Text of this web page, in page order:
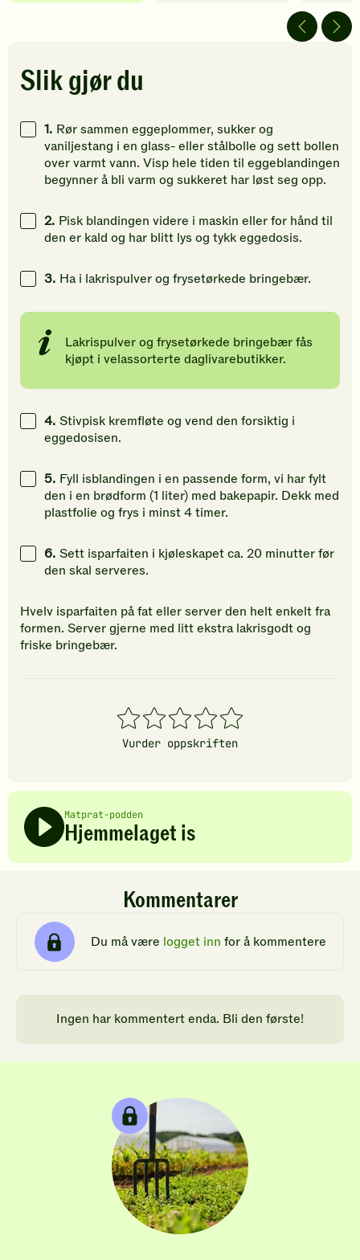
Klikk
for
gi
din
vurdering.
din
vurdering.
av
5
Slik gjør du
1. Rør sammen eggeplommer, sukker og
vaniljestang i en glass- eller stålbolle og sett bollen
over varmt vann. Visp hele tiden til eggeblandingen
begynner å bli varm og sukkeret har løst seg opp.
2. Pisk blandingen videre i maskin eller for hånd til
den er kald og har blitt lys og tykk eggedosis.
3. Ha i lakrispulver og frysetørkede bringebær.
Lakrispulver og frysetørkede bringebær fås
kjøpt i velassorterte daglivarebutikker.
4. Stivpisk kremfløte og vend den forsiktig i
eggedosisen.
5. Fyll isblandingen i en passende form, vi har fylt
den i en brødform (1 liter) med bakepapir. Dekk med
plastfolie og frys i minst 4 timer.
6. Sett isparfaiten i kjøleskapet ca. 20 minutter før
den skal serveres.
Hvelv isparfaiten på fat eller server den helt enkelt fra
formen. Server gjerne med litt ekstra lakrisgodt og
friske bringebær.
1
stjerner
2
stjerner
3
stjerner
4
stjerner
5
stjerner
Vurder oppskriften
Matprat-podden
Hjemmelaget is
Kommentarer
Du må være logget inn for å kommentere
Ingen har kommentert enda. Bli den første!